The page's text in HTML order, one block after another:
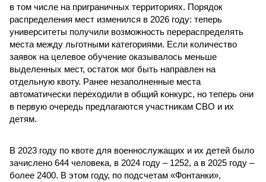
в том числе на приграничных территориях. Порядок
распределения мест изменился в 2026 году: теперь
университеты получили возможность перераспределять
места между льготными категориями. Если количество
заявок на целевое обучение оказывалось меньше
выделенных мест, остаток мог быть направлен на
отдельную квоту. Ранее незаполненные места
автоматически переходили в общий конкурс, но теперь они
в первую очередь предлагаются участникам СВО и их
детям.
В 2023 году по квоте для военнослужащих и их детей было
зачислено 644 человека, в 2024 году – 1252, а в 2025 году –
более 2400. В этом году, по подсчетам «Фонтанки»,